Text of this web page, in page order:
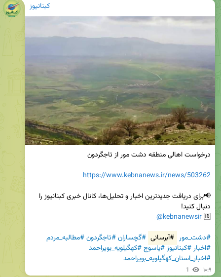
کبنانیوز
https://www.kebnanews.ir/news/503262
🆔
@kebnanewsir
#دشت_مور #آبرسانی #گچساران#تاجگردون#مطالبه_مردم
#اخبار#کبنانیوز#یاسوج#کهگیلویه_بویراحمد
#اخبار_استان_کهگیلویه_بویراحمد
1 ۱۰:۹